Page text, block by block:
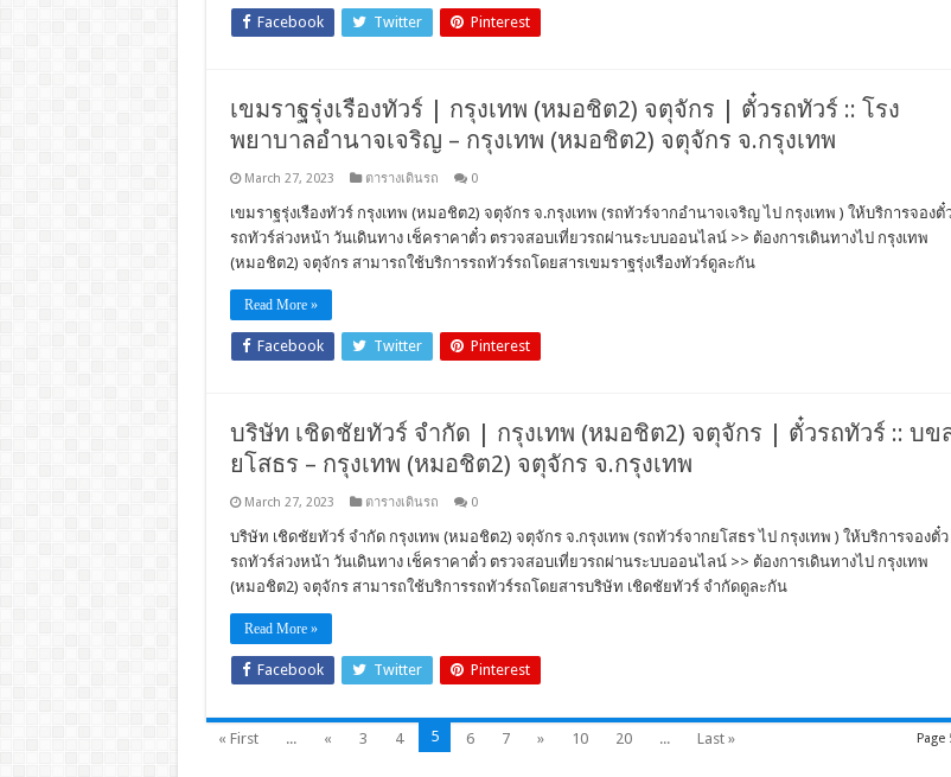
Facebook Twitter Pinterest
เขมราฐรุ่งเรืองทัวร์ | กรุงเทพ (หมอชิต2) จตุจักร | ตั๋วรถทัวร์ :: โรง
พยาบาลอำนาจเจริญ – กรุงเทพ (หมอชิต2) จตุจักร จ.กรุงเทพ
March 27, 2023 ตารางเดินรถ 0
เขมราฐรุ่งเรืองทัวร์ กรุงเทพ (หมอชิต2) จตุจักร จ.กรุงเทพ (รถทัวร์จากอำนาจเจริญ ไป กรุงเทพ ) ให้บริการจองตั๋
รถทัวร์ล่วงหน้า วันเดินทาง เช็คราคาตั๋ว ตรวจสอบเที่ยวรถผ่านระบบออนไลน์ >> ต้องการเดินทางไป กรุงเทพ
(หมอชิต2) จตุจักร สามารถใช้บริการรถทัวร์รถโดยสารเขมราฐรุ่งเรืองทัวร์ดูละกัน
Read More »
Facebook Twitter Pinterest
บริษัท เชิดชัยทัวร์ จำกัด | กรุงเทพ (หมอชิต2) จตุจักร | ตั๋วรถทัวร์ :: บข
ยโสธร – กรุงเทพ (หมอชิต2) จตุจักร จ.กรุงเทพ
March 27, 2023 ตารางเดินรถ 0
บริษัท เชิดชัยทัวร์ จำกัด กรุงเทพ (หมอชิต2) จตุจักร จ.กรุงเทพ (รถทัวร์จากยโสธร ไป กรุงเทพ ) ให้บริการจองตั๋ว
รถทัวร์ล่วงหน้า วันเดินทาง เช็คราคาตั๋ว ตรวจสอบเที่ยวรถผ่านระบบออนไลน์ >> ต้องการเดินทางไป กรุงเทพ
(หมอชิต2) จตุจักร สามารถใช้บริการรถทัวร์รถโดยสารบริษัท เชิดชัยทัวร์ จำกัดดูละกัน
Read More »
Facebook Twitter Pinterest
Page
« First ... « 3 4 5 6 7 » 10 20 ... Last »